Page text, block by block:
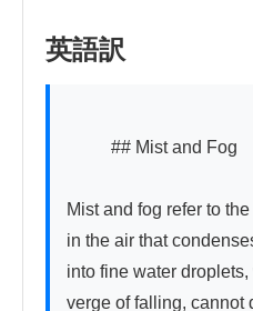
英語訳
Mist and fog refer to
in the air that
into fine water
verge of falling, cannot